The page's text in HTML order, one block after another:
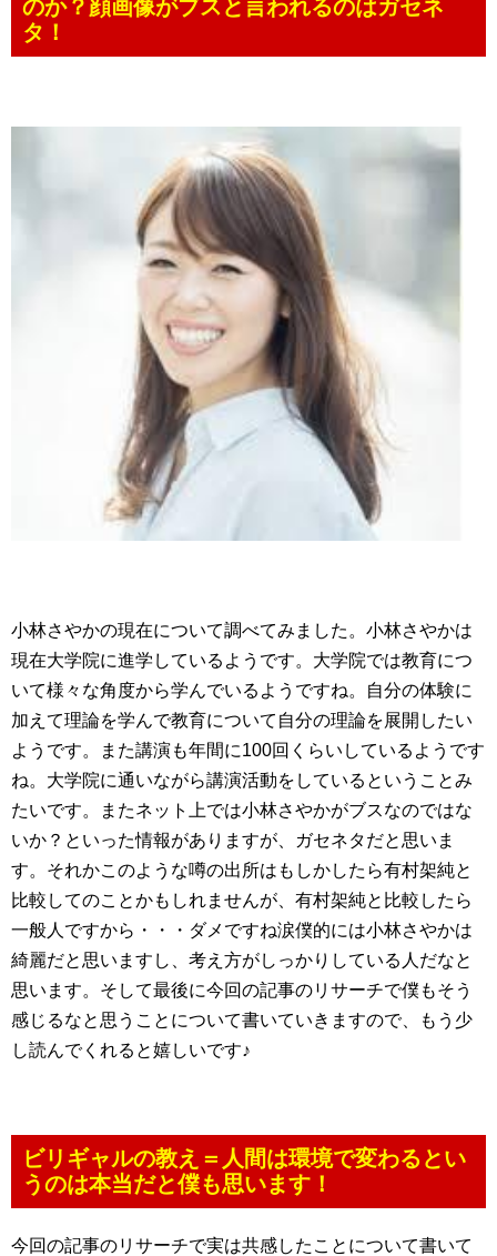
のか？顔画像がブスと言われるのはガセネ
タ！
小林さやかの現在について調べてみました。小林さやかは
現在大学院に進学しているようです。大学院では教育につ
いて様々な角度から学んでいるようですね。自分の体験に
加えて理論を学んで教育について自分の理論を展開したい
ようです。また講演も年間に100回くらいしているようです
ね。大学院に通いながら講演活動をしているということみ
たいです。またネット上では小林さやかがブスなのではな
いか？といった情報がありますが、ガセネタだと思いま
す。それかこのような噂の出所はもしかしたら有村架純と
比較してのことかもしれませんが、有村架純と比較したら
一般人ですから・・・ダメですね涙僕的には小林さやかは
綺麗だと思いますし、考え方がしっかりしている人だなと
思います。そして最後に今回の記事のリサーチで僕もそう
感じるなと思うことについて書いていきますので、もう少
し読んでくれると嬉しいです♪
ビリギャルの教え＝人間は環境で変わるとい
うのは本当だと僕も思います！
今回の記事のリサーチで実は共感したことについて書いて